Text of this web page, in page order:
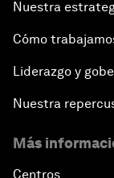
Nuestra
Cómo
Liderazgo y
Nuestra
Más
Centros